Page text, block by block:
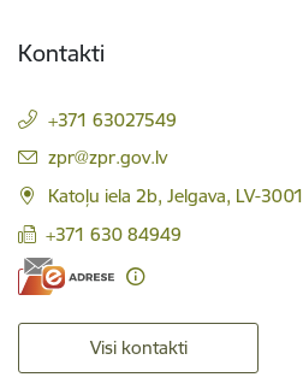
Kontakti
+371 63027549
E-pasts:
zpr@zpr.gov.lv
Katoļu iela 2b, Jelgava, LV-3001
+371 630 84949
Visi kontakti